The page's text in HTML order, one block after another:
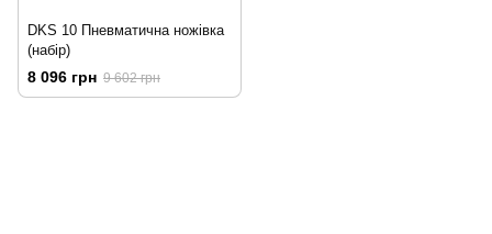
DKS 10 Пневматична ножівка
(набір)
8 096 грн 9 602 грн